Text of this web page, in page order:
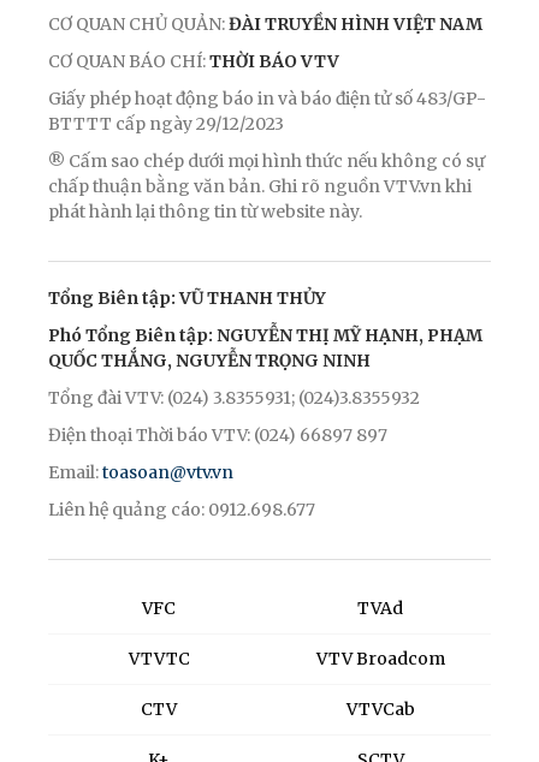
CƠ QUAN CHỦ QUẢN:ĐÀI TRUYỀN HÌNH VIỆT NAM
CƠ QUAN BÁO CHÍ:THỜI BÁO VTV
Giấy phép hoạt động báo in và báo điện tử số 483/GP-
BTTTT cấp ngày 29/12/2023
® Cấm sao chép dưới mọi hình thức nếu không có sự
chấp thuận bằng văn bản. Ghi rõ nguồn VTV.vn khi
phát hành lại thông tin từ website này.
Tổng Biên tập: VŨ THANH THỦY
Phó Tổng Biên tập: NGUYỄN THỊ MỸ HẠNH, PHẠM
QUỐC THẮNG, NGUYỄN TRỌNG NINH
Tổng đài VTV: (024) 3.8355931; (024)3.8355932
Điện thoại Thời báo VTV: (024) 66897 897
Email:toasoan@vtv.vn
Liên hệ quảng cáo: 0912.698.677
VFC
VTVTC
CTV
TVAd
VTV Broadcom
VTVCab